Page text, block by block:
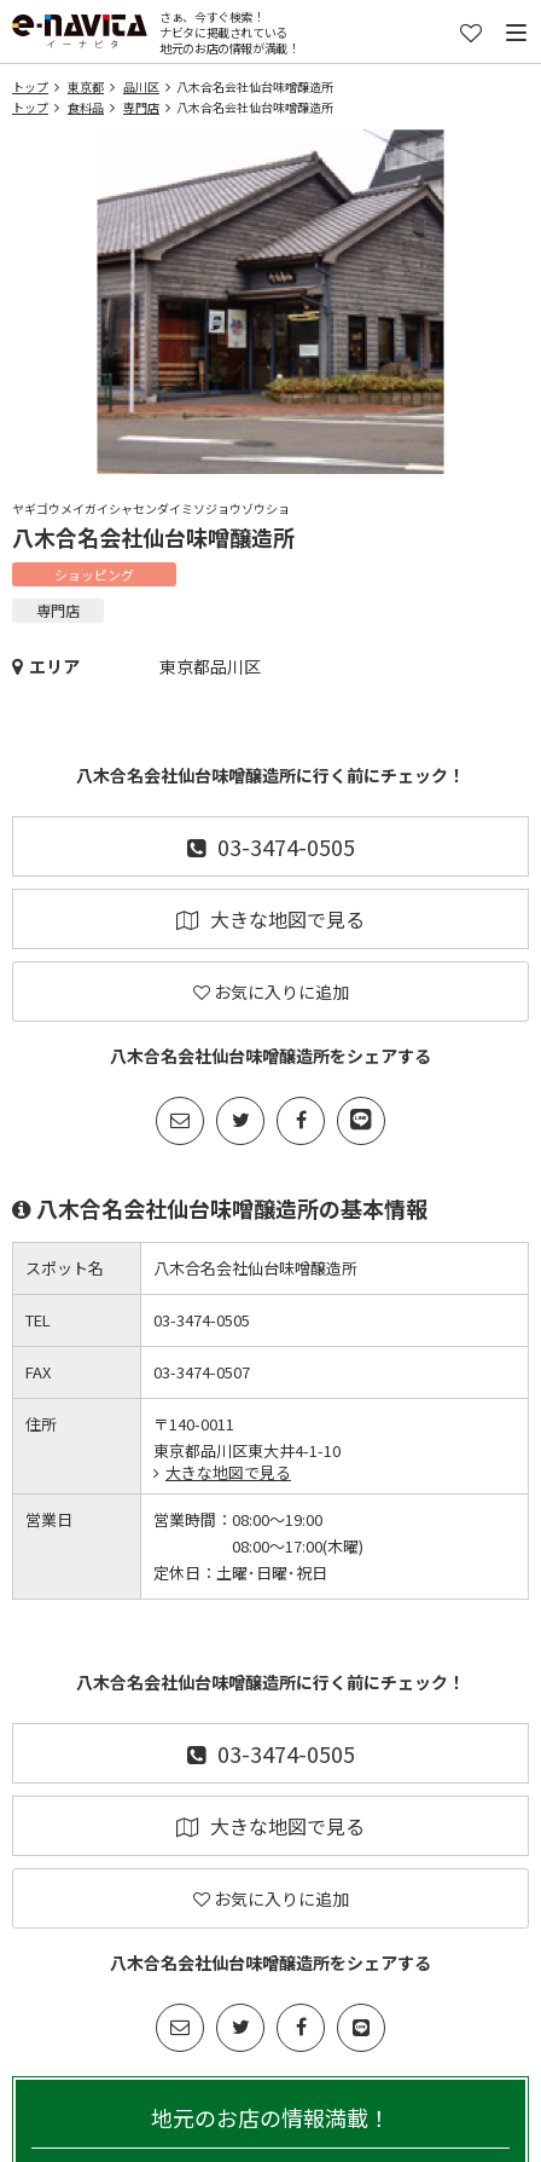
さぁ、今すぐ検索！
ナビタに掲載されている
地元のお店の情報が満載！
トップ 東京都 品川区
八木合名会社仙台味噌醸造所
トップ
食料品 専門店 八木合名会社仙台味噌醸造所
ヤギゴウメイガイシャセンダイミソジョウゾウショ
八木合名会社仙台味噌醸造所
ショッピング
専門店
エリア 東京都品川区
八木合名会社仙台味噌醸造所に行く前にチェック！
03-3474-0505
大きな地図で見る
お気に入りに追加
八木合名会社仙台味噌醸造所をシェアする
八木合名会社仙台味噌醸造所の基本情報
スポット名 八木合名会社仙台味噌醸造所
TEL 03-3474-0505
FAX 03-3474-0507
住所
〒140-0011
東京都品川区東大井4-1-10
大きな地図で見る
営業日 営業時間： 08:00～19:00
08:00～17:00(木曜)
定休日： 土曜･日曜･祝日
八木合名会社仙台味噌醸造所に行く前にチェック！
03-3474-0505
大きな地図で見る
お気に入りに追加
八木合名会社仙台味噌醸造所をシェアする
地元のお店の情報満載！